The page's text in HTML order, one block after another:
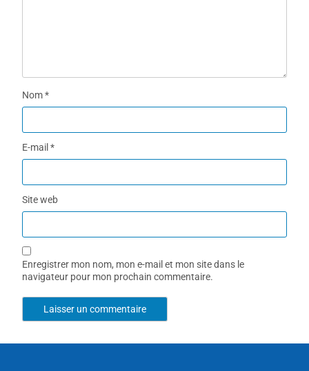
Nom*
E-mail*
Site web
Enregistrer mon nom, mon e-mail et mon site dans le
navigateur pour mon prochain commentaire.